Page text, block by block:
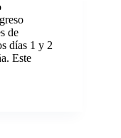
de
días 1 y 2
Este